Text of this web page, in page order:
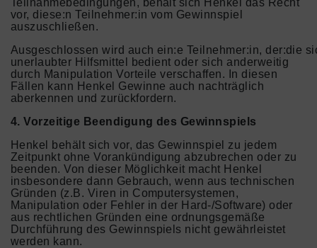
Teilnahmebedingungen, behält sich Henkel das Recht
vor, diese:n Teilnehmer:in vom Gewinnspiel
auszuschließen.
Ausgeschlossen wird auch ein:e Teilnehmer:in, der:die
unerlaubter Hilfsmittel bedient oder sich anderweitig
durch Manipulation Vorteile verschaffen. In diesen
Fällen kann Henkel Gewinne auch nachträglich
aberkennen und zurückfordern.
4. Vorzeitige Beendigung des Gewinnspiels
Henkel behält sich vor, das Gewinnspiel zu jedem
Zeitpunkt ohne Vorankündigung abzubrechen oder zu
beenden. Von dieser Möglichkeit macht Henkel
insbesondere dann Gebrauch, wenn aus technischen
Gründen (z.B. Viren in Computersystemen,
Manipulation oder Fehler in der Hard-/Software) oder
aus rechtlichen Gründen eine ordnungsgemäße
Durchführung des Gewinnspiels nicht gewährleistet
werden kann.